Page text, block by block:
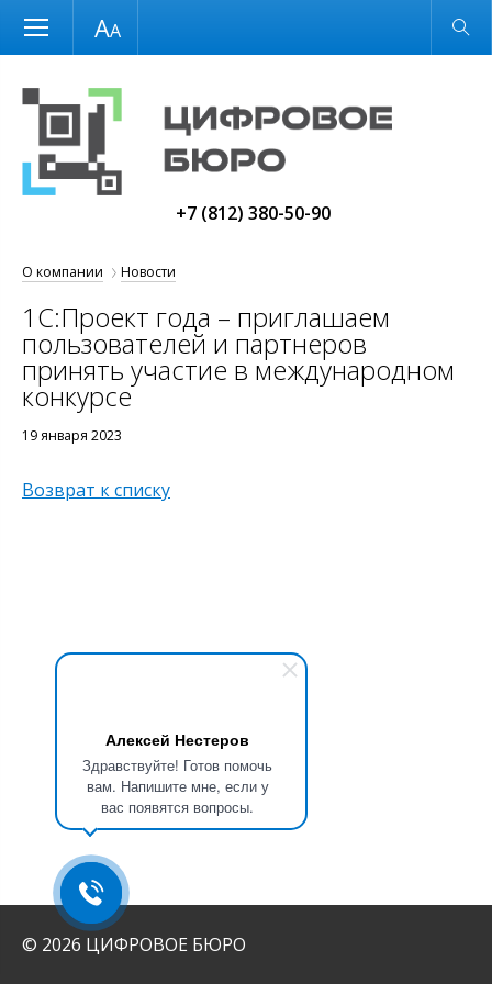
Алексей Нестеров
Здравствуйте! Готов помочь
вам. Напишите мне, если у
вас появятся вопросы.
Размер шрифта Обычная версия
+7 (812) 380-50-90
О компании Новости
1С:Проект года – приглашаем
пользователей и партнеров
принять участие в международном
конкурсе
19 января 2023
Возврат к списку
© 2026 ЦИФРОВОЕ БЮРО